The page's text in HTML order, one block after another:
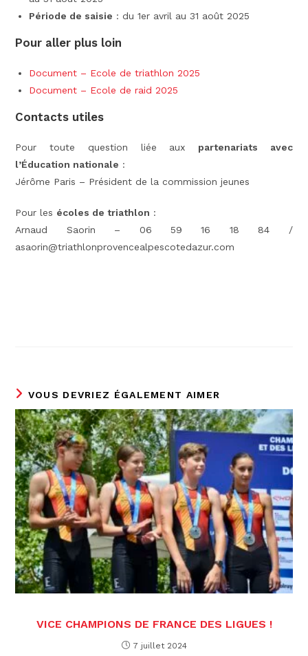
Période de saisie : du 1er avril au 31 août 2025
Pour aller plus loin
Document – Ecole de triathlon 2025
Document – Ecole de raid 2025
Contacts utiles
Pour toute question liée aux partenariats avec
l’Éducation nationale :
Jérôme Paris – Président de la commission jeunes
Pour les écoles de triathlon :
Arnaud Saorin – 06 59 16 18 84 /
asaorin@triathlonprovencealpescotedazur.com
VOUS DEVRIEZ ÉGALEMENT AIMER
VICE CHAMPIONS DE FRANCE DES LIGUES !
7 juillet 2024